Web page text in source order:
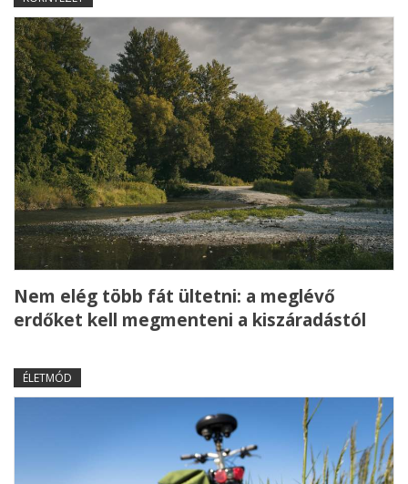
Nem elég több fát ültetni: a meglévő
erdőket kell megmenteni a kiszáradástól
ÉLETMÓD